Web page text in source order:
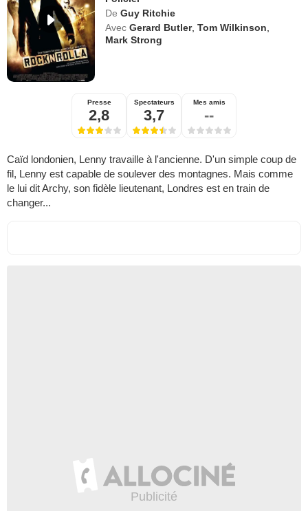
De Guy Ritchie
Avec Gerard Butler,Tom Wilkinson
Mark Strong
Presse
2,8
Spectateurs
3,7
Mes amis
--
Caïd londonien, Lenny travaille à l'ancienne. D'un simple coup de
fil, Lenny est capable de soulever des montagnes. Mais comme
le lui dit Archy, son fidèle lieutenant, Londres est en train de
changer...